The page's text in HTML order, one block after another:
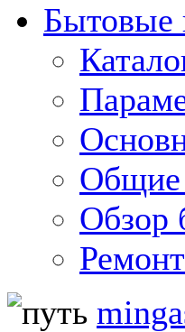
Бытовые
Общие
Обзор